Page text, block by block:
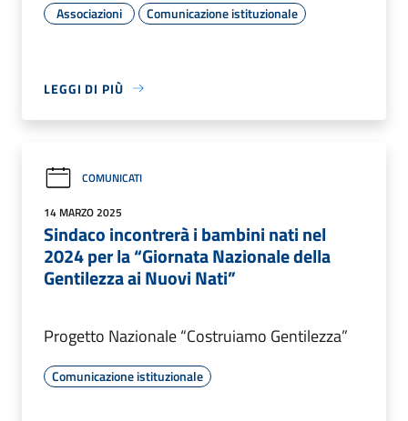
Associazioni Comunicazione istituzionale
LEGGI DI PIÙ
COMUNICATI
14 MARZO 2025
Sindaco incontrerà i bambini nati nel
2024 per la “Giornata Nazionale della
Gentilezza ai Nuovi Nati”
Progetto Nazionale “Costruiamo Gentilezza”
Comunicazione istituzionale